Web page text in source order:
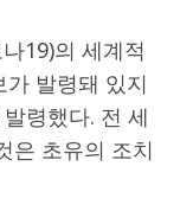
19)의 세계적
발령돼 있지
령했다. 전 세
은 초유의 조치